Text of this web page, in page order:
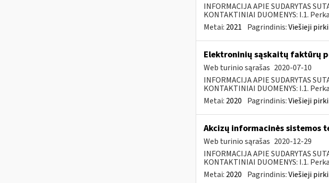
INFORMACIJA APIE SUDARYTAS
KONTAKTINIAI DUOMENYS: I.1.
Metai: 2021 Pagrindinis:Viešieji
Elektroninių sąskaitų faktūrų
Web turinio sąrašas 2020-07-10
INFORMACIJA APIE SUDARYTAS
KONTAKTINIAI DUOMENYS: I.1.
Metai: 2020 Pagrindinis:Viešieji
Akcizų informacinės sistemos
Web turinio sąrašas 2020-12-29
INFORMACIJA APIE SUDARYTAS
KONTAKTINIAI DUOMENYS: I.1.
Metai: 2020 Pagrindinis:Viešieji